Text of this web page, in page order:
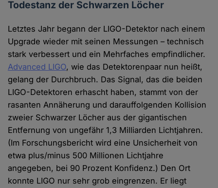
Todestanz der Schwarzen Löcher
Letztes Jahr begann der LIGO-Detektor nach einem
Upgrade wieder mit seinen Messungen – technisch
stark verbessert und ein Mehrfaches empfindlicher.
Advanced LIGO, wie das Detektorenpaar nun heißt,
gelang der Durchbruch. Das Signal, das die beiden
LIGO-Detektoren erhascht haben, stammt von der
rasanten Annäherung und darauffolgenden Kollision
zweier Schwarzer Löcher aus der gigantischen
Entfernung von ungefähr 1,3 Milliarden Lichtjahren.
(Im Forschungsbericht wird eine Unsicherheit von
etwa plus/minus 500 Millionen Lichtjahre
angegeben, bei 90 Prozent Konfidenz.) Den Ort
konnte LIGO nur sehr grob eingrenzen. Er liegt